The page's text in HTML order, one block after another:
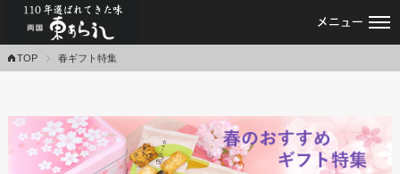
TOP 春ギフト特集